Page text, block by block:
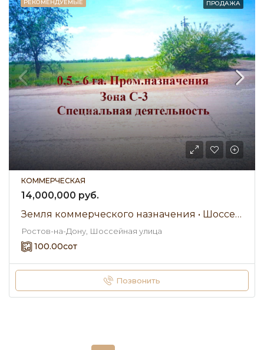
РЕКОМЕНДУЕМЫЕ ПРОДАЖА
КОММЕРЧЕСКАЯ
14,000,000 руб.
Земля коммерческого назначения • Шоссейная улица • Продажа
Ростов-на-Дону, Шоссейная улица
100.00сот
Позвонить